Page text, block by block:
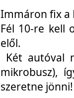
Immáron fix a
Fél 10-re kell
elől.
Két autóval
mikrobusz),
szeretne jönni!